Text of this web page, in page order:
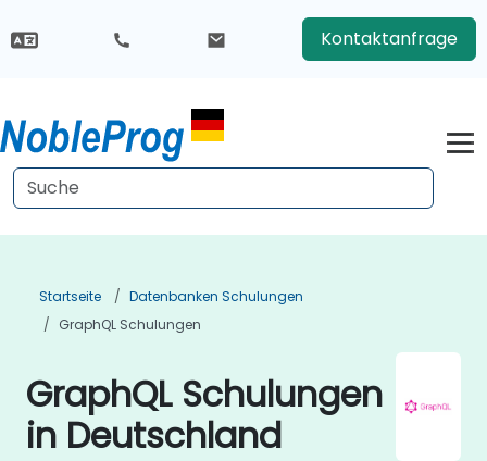
Kontaktanfrage
Startseite
Datenbanken Schulungen
GraphQL Schulungen
GraphQL Schulungen
in Deutschland